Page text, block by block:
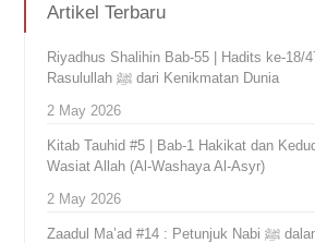
Artikel Terbaru
Riyadhus Shalihin Bab-55 | Hadits ke-18/
Rasulullah ﷺ dari Kenikmatan Dunia
2 May 2026
Kitab Tauhid #5 | Bab-1 Hakikat dan
Wasiat Allah (Al-Washaya Al-Asyr)
2 May 2026
Zaadul Ma’ad #14 : Petunjuk Nabi ﷺ dalam Tidur dan